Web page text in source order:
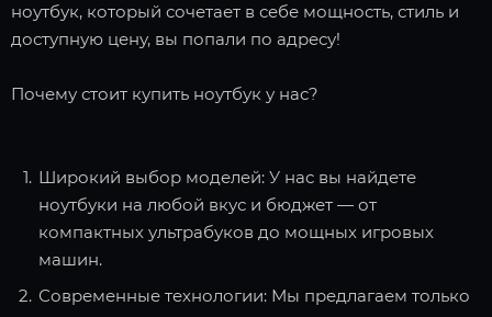
ноутбук, который сочетает в себе мощность, стиль и
доступную цену, вы попали по адресу!
Почему стоит купить ноутбук у нас?
Широкий выбор моделей: У нас вы найдете
ноутбуки на любой вкус и бюджет — от
компактных ультрабуков до мощных игровых
машин.
Современные технологии: Мы предлагаем только